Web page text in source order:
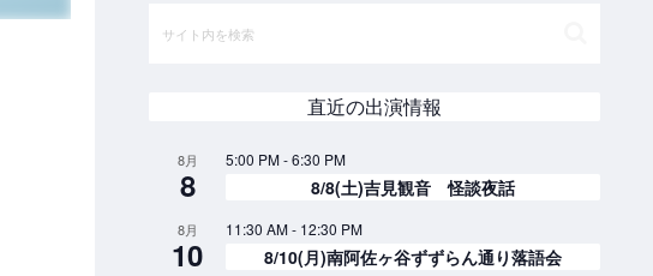
直近の出演情報
8月
8
5:00 PM-6:30 PM
8/8(土)吉見観音 怪談夜話
8月
10
11:30 AM- 12:30 PM
8/10(月)南阿佐ヶ谷ずずらん通り落語会